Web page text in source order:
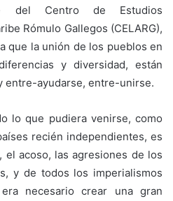
del Centro de Estudios
Rómulo Gallegos (CELARG),
que la unión de los pueblos en
y diversidad, están
entre-ayudarse, entre-unirse.
lo que pudiera venirse, como
recién independientes, es
el acoso, las agresiones de los
y de todos los imperialismos
necesario crear una gran